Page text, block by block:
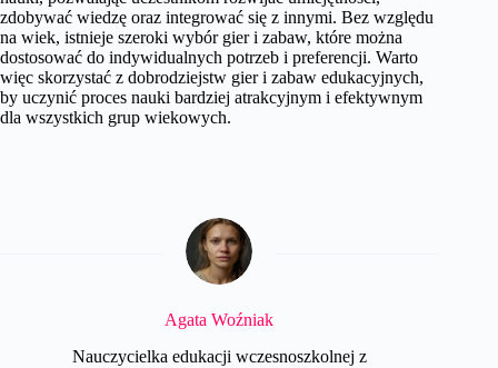
zdobywać wiedzę oraz integrować się z innymi. Bez względu
na wiek, istnieje szeroki wybór gier i zabaw, które można
dostosować do indywidualnych potrzeb i preferencji. Warto
więc skorzystać z dobrodziejstw gier i zabaw edukacyjnych,
by uczynić proces nauki bardziej atrakcyjnym i efektywnym
dla wszystkich grup wiekowych.
Agata Woźniak
Nauczycielka edukacji wczesnoszkolnej z